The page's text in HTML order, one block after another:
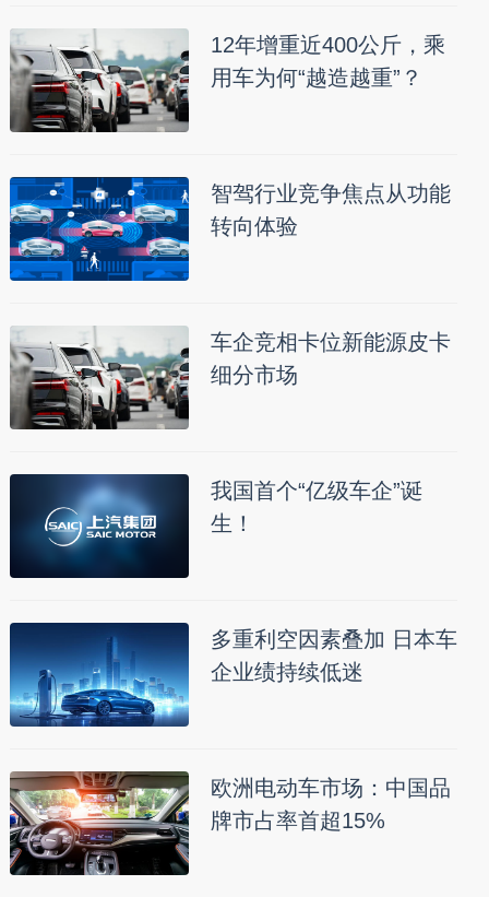
12年增重近400公斤，乘
用车为何“越造越重”？
智驾行业竞争焦点从功能
转向体验
车企竞相卡位新能源皮卡
细分市场
我国首个“亿级车企”诞
生！
多重利空因素叠加 日本车
企业绩持续低迷
欧洲电动车市场：中国品
牌市占率首超15%